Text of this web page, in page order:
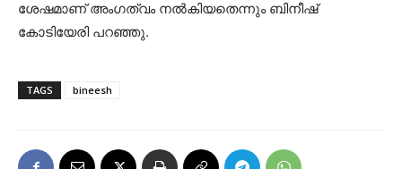
ശേഷമാണ് അംഗത്വം നല്‍കിയതെന്നും ബിനീഷ്
കോടിയേരി പറഞ്ഞു.
TAGS bineesh